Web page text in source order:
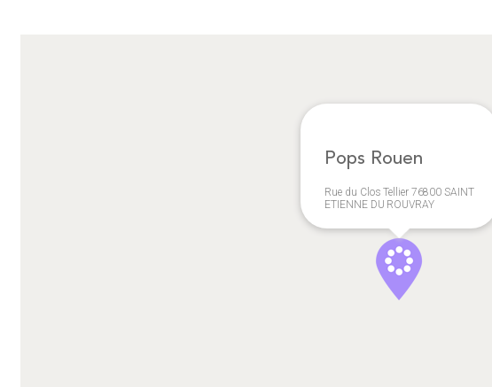
Pops Rouen
Rue du Clos Tellier 76800 SAINT
ETIENNE DU ROUVRAY